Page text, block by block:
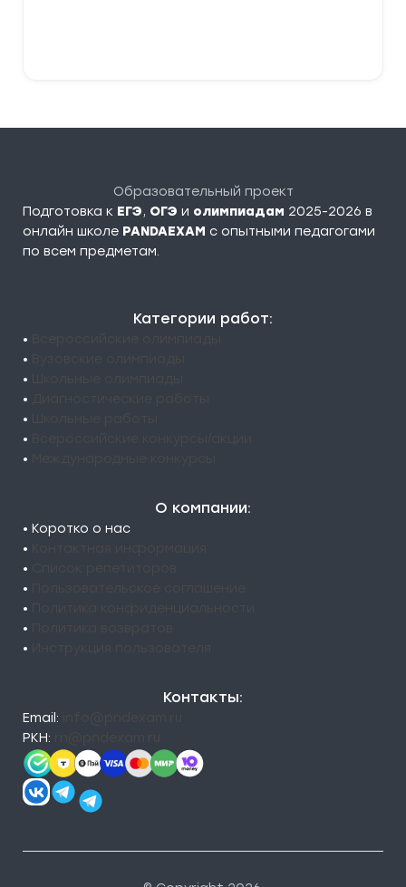
Образовательный проект
Подготовка к ЕГЭ, ОГЭ и олимпиадам 2025-2026 в
онлайн школе PANDAEXAM c опытными педагогами
по всем предметам.
Категории работ:
•
•
•
•
•
•
•
О компании:
• Коротко о нас
•
•
•
•
•
•
Контакты:
Email:
РКН: